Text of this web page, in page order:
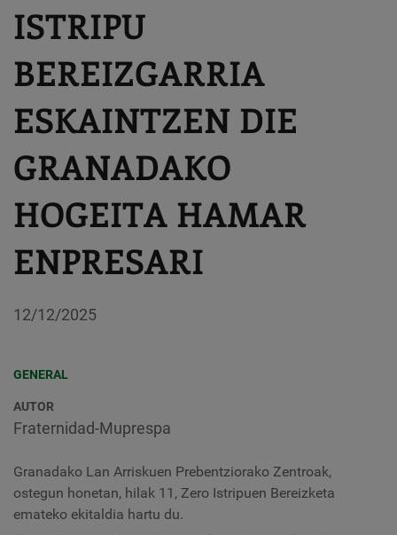
ISTRIPU
BEREIZGARRIA
ESKAINTZEN DIE
GRANADAKO
HOGEITA HAMAR
ENPRESARI
12/12/2025
GENERAL
AUTOR
Fraternidad-Muprespa
Granadako Lan Arriskuen Prebentziorako Zentroak,
ostegun honetan, hilak 11, Zero Istripuen Bereizketa
emateko ekitaldia hartu du.